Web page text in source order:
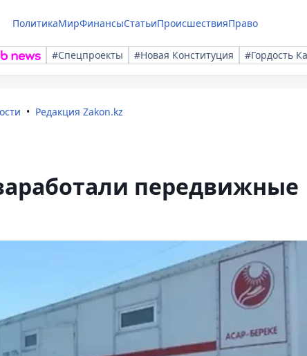
ПолитикаМирФинансыСтатьиПроисшествияПраво
#Спецпроекты #Новая Конституция #Гордость
Редакция Zakon.kz
передвижные